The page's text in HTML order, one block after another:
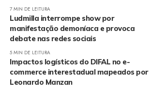
7 MIN DE LEITURA
Ludmilla interrompe show por
manifestação demoníaca e provoca
debate nas redes sociais
5 MIN DE LEITURA
Impactos logísticos do DIFAL no e-
commerce interestadual mapeados por
Leonardo Manzan